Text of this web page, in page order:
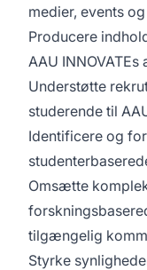
medier, events
Producere
AAU
Understøtte
studerende til
Identificere og
Omsætte
tilgængelig
Styrke